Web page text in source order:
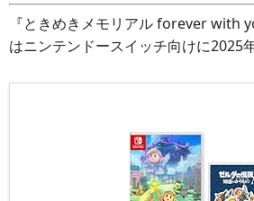
『ときめきメモリアル forever with
はニンテンドースイッチ向けに2025